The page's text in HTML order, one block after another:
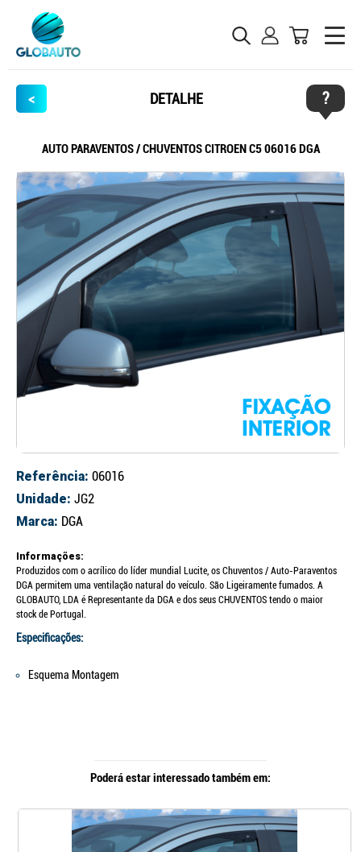
< DETALHE ?
AUTO PARAVENTOS / CHUVENTOS CITROEN C5 06016 DGA
Referência: 06016
Unidade: JG2
Marca: DGA
Informações:
Produzidos com o acrílico do líder mundial Lucite, os Chuventos / Auto-Paraventos
DGA permitem uma ventilação natural do veículo. São Ligeiramente fumados. A
GLOBAUTO, LDA é Representante da DGA e dos seus CHUVENTOS tendo o maior
stock de Portugal.
Especificações:
Esquema Montagem
Poderá estar interessado também em: